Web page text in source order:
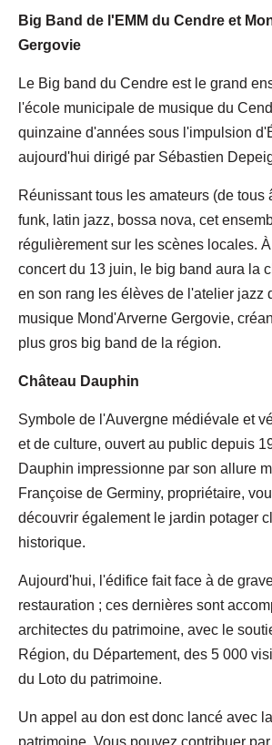
Big Band de l'EMM du Cendre et
Gergovie
Le Big band du Cendre est le grand
l'école municipale de musique du
quinzaine d'années sous l'impulsion
aujourd'hui dirigé par Sébastien
Réunissant tous les amateurs (de tous
funk, latin jazz, bossa nova, cet
régulièrement sur les scènes locales.
concert du 13 juin, le big band aura la
en son rang les élèves de l'atelier jazz
musique Mond'Arverne Gergovie,
plus gros big band de la région.
Château Dauphin
Symbole de l'Auvergne médiévale et
et de culture, ouvert au public depuis
Dauphin impressionne par son allure
Françoise de Germiny, propriétaire,
découvrir également le jardin potager
historique.
Aujourd'hui, l'édifice fait face à de
restauration ; ces dernières sont
architectes du patrimoine, avec le
Région, du Département, des 5 000
du Loto du patrimoine.
Un appel au don est donc lancé avec